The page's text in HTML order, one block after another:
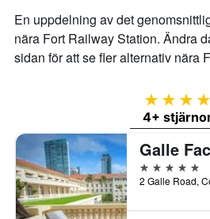
En uppdelning av det
nära Fort Railway Station. Ändra
sidan för att se fler alternativ nära
4
4+
5 stjärnor